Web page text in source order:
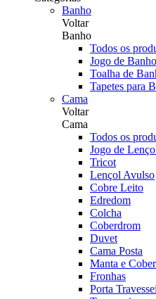
Banho
Voltar
Banho
Todos os
Jogo de Banho
Toalha de
Tapetes para
Cama
Voltar
Cama
Todos os
Jogo de
Tricot
Lençol Avulso
Cobre Leito
Edredom
Colcha
Coberdrom
Duvet
Cama Posta
Manta e
Fronhas
Porta